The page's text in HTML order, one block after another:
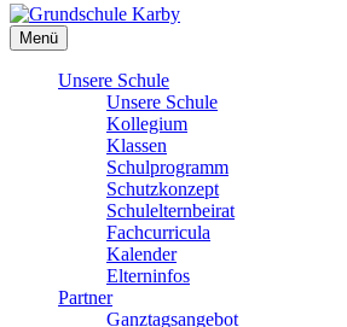
Menü
Unsere Schule
Unsere Schule
Kollegium
Klassen
Schulprogramm
Schutzkonzept
Schulelternbeirat
Fachcurricula
Kalender
Elterninfos
Partner
Ganztagsangebot